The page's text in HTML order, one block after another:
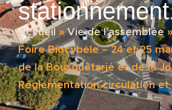
Accueil »Vie de l'assemblée
Foire Biocybèle – 24 et 25
de la Bousquétarié et de la
Réglementation circulation